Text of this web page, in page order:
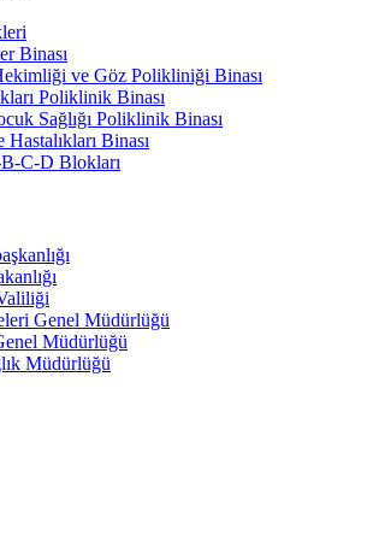
Binası
ve Göz Polikliniği Binası
Poliklinik Binası
Sağlığı Poliklinik Binası
Hastalıkları Binası
C-D Blokları
Genel Müdürlüğü
Müdürlüğü
Müdürlüğü